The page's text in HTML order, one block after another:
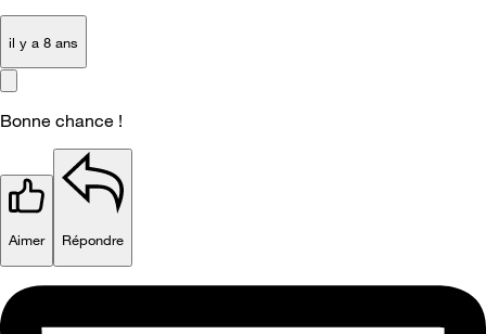
il y a 8 ans
Bonne chance !
Aimer Répondre